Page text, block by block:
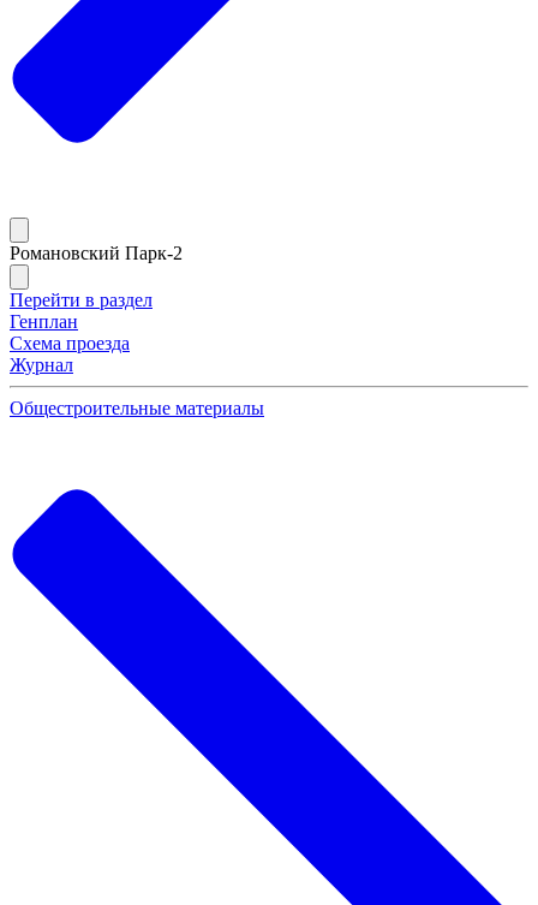
Романовский Парк-2
Перейти в раздел
Генплан
Схема проезда
Журнал
Общестроительные материалы